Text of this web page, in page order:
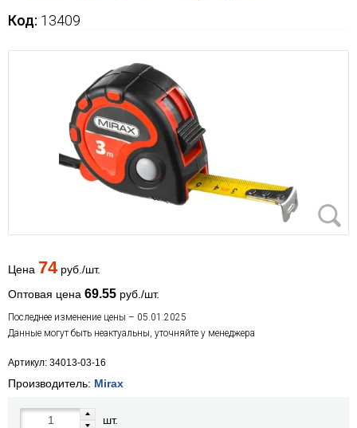
Код: 13409
Цена 74руб./шт.
Оптовая цена 69.55 руб./шт.
Последнее изменение цены – 05.01.2025
Данные могут быть неактуальны, уточняйте у менеджера
Артикул: 34013-03-16
Производитель: Mirax
шт.